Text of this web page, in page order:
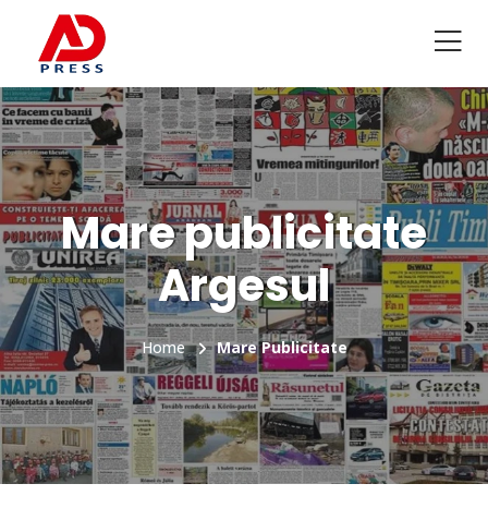
Mare publicitate
Argesul
Home Mare Publicitate